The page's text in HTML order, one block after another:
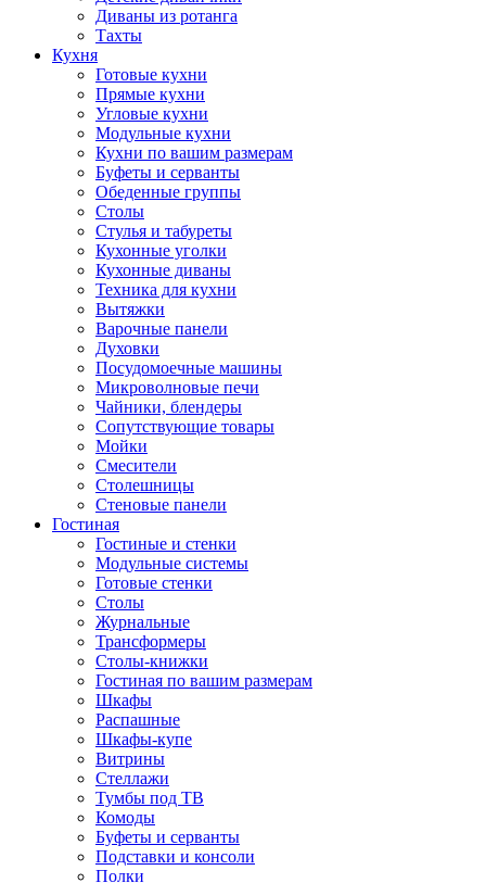
Диваны из ротанга
Тахты
Кухня
Готовые кухни
Прямые кухни
Угловые кухни
Модульные кухни
Кухни по вашим размерам
Буфеты и серванты
Обеденные группы
Столы
Стулья и табуреты
Кухонные уголки
Кухонные диваны
Техника для кухни
Вытяжки
Варочные панели
Духовки
Посудомоечные машины
Микроволновые печи
Чайники, блендеры
Сопутствующие товары
Мойки
Смесители
Столешницы
Стеновые панели
Гостиная
Гостиные и стенки
Модульные системы
Готовые стенки
Столы
Журнальные
Трансформеры
Столы-книжки
Гостиная по вашим размерам
Шкафы
Распашные
Шкафы-купе
Витрины
Стеллажи
Тумбы под ТВ
Комоды
Буфеты и серванты
Подставки и консоли
Полки